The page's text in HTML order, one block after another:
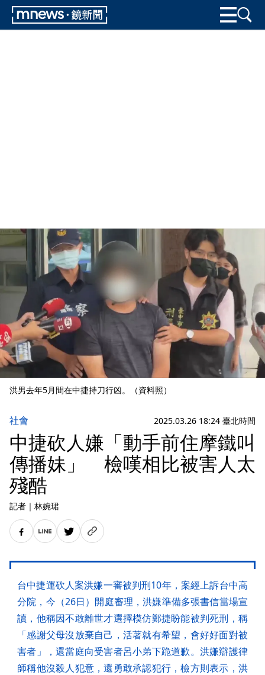
洪男去年5月間在中捷持刀行凶。（資料照）
社會 2025.03.26 18:24 臺北時間
中捷砍人嫌「動手前住摩鐵叫
傳播妹」 檢嘆相比被害人太
殘酷
記者 ｜ 林婉珺
台中捷運砍人案洪嫌一審被判刑10年，案經上訴台中高
分院，今（26日）開庭審理，洪嫌準備多張書信當場宣
讀，他稱因不敢離世才選擇模仿鄭捷盼能被判死刑，稱
「感謝父母沒放棄自己，活著就有希望，會好好面對被
害者」，還當庭向受害者呂小弟下跪道歉。洪嫌辯護律
師稱他沒殺人犯意，還勇敢承認犯行，檢方則表示，洪